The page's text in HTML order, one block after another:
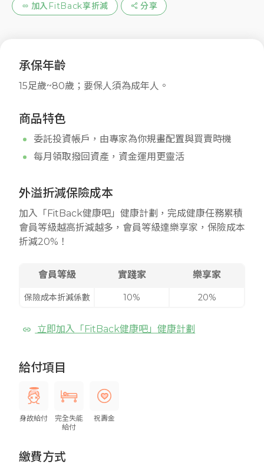
加入FitBack享折減 分享
承保年齡
15足歲~80歲；要保人須為成年人。
商品特色
委託投資帳戶，由專家為你規畫配置與買賣時機
每月領取撥回資產，資金運用更靈活
外溢折減保險成本
加入「FitBack健康吧」健康計劃，完成健康任務累積
會員等級越高折減越多，會員等級達樂享家，保險成本
折減20%！
會員等級 實踐家 樂享家
保險成本折減係數 10% 20%
立即加入「FitBack健康吧」健康計劃
給付項目
身故給付
完全失能
給付
祝壽金
繳費方式